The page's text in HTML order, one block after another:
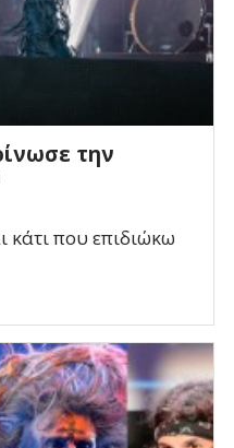
την
κάτι που επιδιώκω